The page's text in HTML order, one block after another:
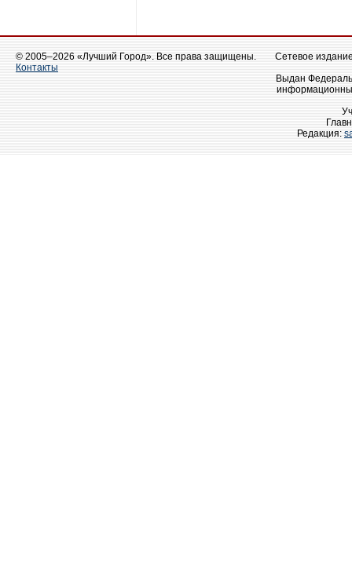
© 2005–2026 «Лучший Город». Все права защищены.
Контакты
Сетевое
Выдан
Редакция: